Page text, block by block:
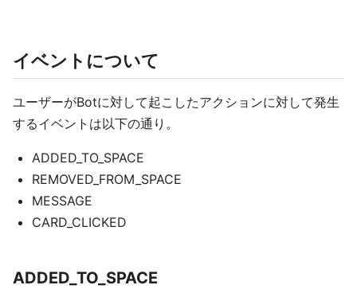
イベントについて
ユーザーがBotに対して起こしたアクションに対して発生
するイベントは以下の通り。
ADDED_TO_SPACE
REMOVED_FROM_SPACE
MESSAGE
CARD_CLICKED
ADDED_TO_SPACE